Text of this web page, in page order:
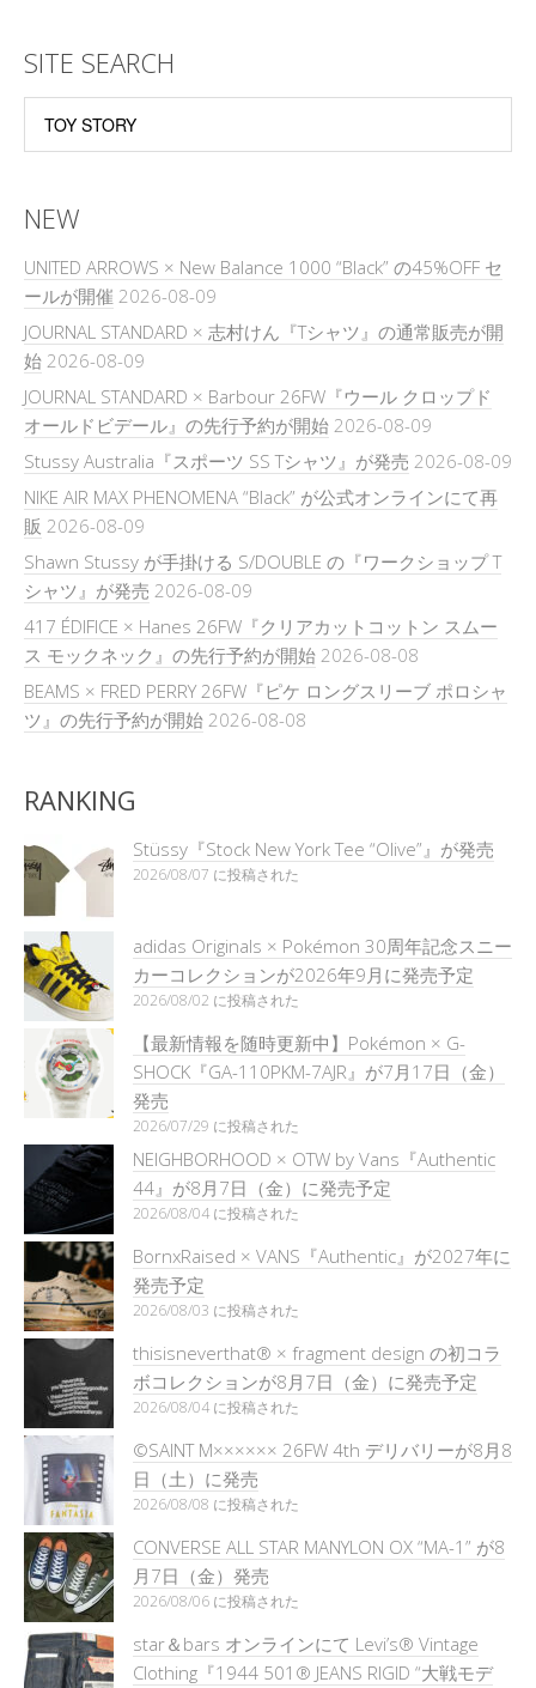
SITE SEARCH
NEW
UNITED ARROWS × New Balance 1000 “Black” の45%OFF セ
ールが開催 2026-08-09
JOURNAL STANDARD × 志村けん『Tシャツ』の通常販売が開
始 2026-08-09
JOURNAL STANDARD × Barbour 26FW『ウール クロップド
オールドビデール』の先行予約が開始 2026-08-09
Stussy Australia『スポーツ SS Tシャツ』が発売 2026-08-09
NIKE AIR MAX PHENOMENA “Black” が公式オンラインにて再
販 2026-08-09
Shawn Stussy が手掛ける S/DOUBLE の『ワークショップ T
シャツ』が発売 2026-08-09
417 ÉDIFICE × Hanes 26FW『クリアカットコットン スムー
ス モックネック』の先行予約が開始 2026-08-08
BEAMS × FRED PERRY 26FW『ピケ ロングスリーブ ポロシャ
ツ』の先行予約が開始 2026-08-08
RANKING
Stüssy『Stock New York Tee “Olive”』が発売
2026/08/07 に投稿された
adidas Originals × Pokémon 30周年記念スニー
カーコレクションが2026年9月に発売予定
2026/08/02 に投稿された
【最新情報を随時更新中】Pokémon × G-
SHOCK『GA-110PKM-7AJR』が7月17日（金）
発売
2026/07/29 に投稿された
NEIGHBORHOOD × OTW by Vans『Authentic
44』が8月7日（金）に発売予定
2026/08/04 に投稿された
BornxRaised × VANS『Authentic』が2027年に
発売予定
2026/08/03 に投稿された
thisisneverthat® × fragment design の初コラ
ボコレクションが8月7日（金）に発売予定
2026/08/04 に投稿された
©SAINT M×××××× 26FW 4th デリバリーが8月8
日（土）に発売
2026/08/08 に投稿された
CONVERSE ALL STAR MANYLON OX “MA-1” が8
月7日（金）発売
2026/08/06 に投稿された
star＆bars オンラインにて Levi’s® Vintage
Clothing『1944 501® JEANS RIGID “大戦モデ